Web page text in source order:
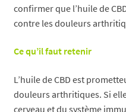
confirmer que l’huile de
contre les douleurs
Ce qu’il faut retenir
L’huile de CBD est
douleurs arthritiques. Si
cerveau et du système